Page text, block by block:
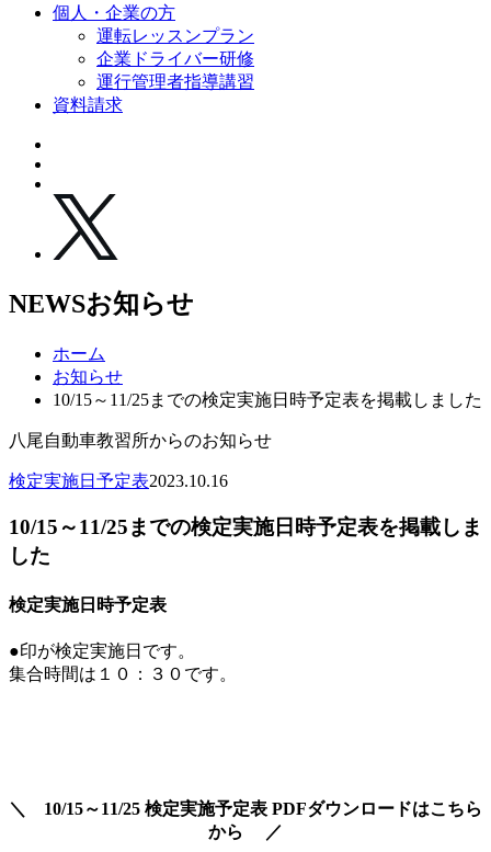
個人・企業の方
運転レッスンプラン
企業ドライバー研修
運行管理者指導講習
資料請求
NEWSお知らせ
ホーム
お知らせ
10/15～11/25までの検定実施日時予定表を掲載しました
八尾自動車教習所からのお知らせ
検定実施日予定表2023.10.16
10/15～11/25までの検定実施日時予定表を掲載しま
した
検定実施日時予定表
●印が検定実施日です。
集合時間は１０：３０です。
＼ 10/15～11/25 検定実施予定表 PDFダウンロードはこちら
から ／